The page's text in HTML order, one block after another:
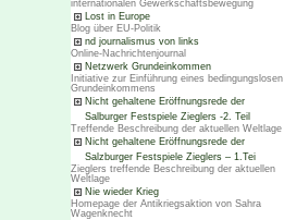
internationalen Gewerkschaftsbewegung
Lost in Europe
Blog über EU-Politik
nd journalismus von links
Online-Nachrichtenjournal
Netzwerk Grundeinkommen
Initiative zur Einführung eines bedingungslosen
Grundeinkommens
Nicht gehaltene Eröffnungsrede der
Salburger Festspiele Zieglers -2. Teil
Treffende Beschreibung der aktuellen Weltlage
Nicht gehaltene Eröffnungsrede der
Salzburger Festspiele Zieglers – 1.Tei
Zieglers treffende Beschreibung der aktuellen
Weltlage
Nie wieder Krieg
Homepage der Antikriegsaktion von Sahra
Wagenknecht